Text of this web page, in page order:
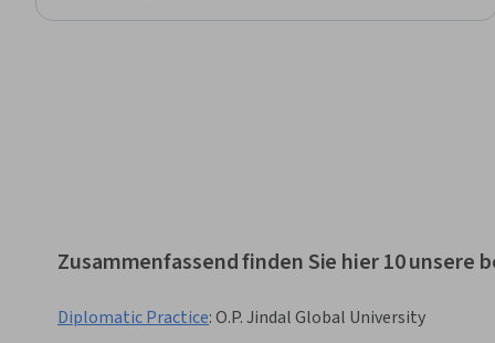
Zusammenfassend finden Sie hier 10
Diplomatic Practice:O.P. Jindal Global University